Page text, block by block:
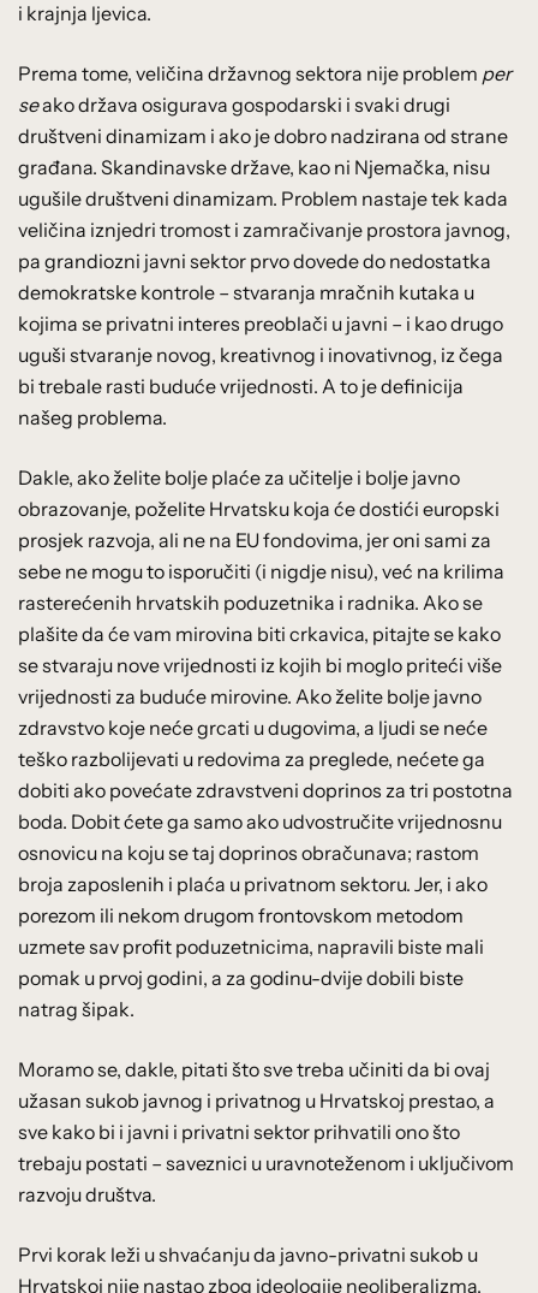
i krajnja ljevica.
Prema tome, veličina državnog sektora nije problem per
seako država osigurava gospodarski i svaki drugi
društveni dinamizam i ako je dobro nadzirana od strane
građana. Skandinavske države, kao ni Njemačka, nisu
ugušile društveni dinamizam. Problem nastaje tek kada
veličina iznjedri tromost i zamračivanje prostora javnog,
pa grandiozni javni sektor prvo dovede do nedostatka
demokratske kontrole – stvaranja mračnih kutaka u
kojima se privatni interes preoblači u javni – i kao drugo
uguši stvaranje novog, kreativnog i inovativnog, iz čega
bi trebale rasti buduće vrijednosti. A to je definicija
našeg problema.
Dakle, ako želite bolje plaće za učitelje i bolje javno
obrazovanje, poželite Hrvatsku koja će dostići europski
prosjek razvoja, ali ne na EU fondovima, jer oni sami za
sebe ne mogu to isporučiti (i nigdje nisu), već na krilima
rasterećenih hrvatskih poduzetnika i radnika. Ako se
plašite da će vam mirovina biti crkavica, pitajte se kako
se stvaraju nove vrijednosti iz kojih bi moglo priteći više
vrijednosti za buduće mirovine. Ako želite bolje javno
zdravstvo koje neće grcati u dugovima, a ljudi se neće
teško razbolijevati u redovima za preglede, nećete ga
dobiti ako povećate zdravstveni doprinos za tri postotna
boda. Dobit ćete ga samo ako udvostručite vrijednosnu
osnovicu na koju se taj doprinos obračunava; rastom
broja zaposlenih i plaća u privatnom sektoru. Jer, i ako
porezom ili nekom drugom frontovskom metodom
uzmete sav profit poduzetnicima, napravili biste mali
pomak u prvoj godini, a za godinu-dvije dobili biste
natrag šipak.
Moramo se, dakle, pitati što sve treba učiniti da bi ovaj
užasan sukob javnog i privatnog u Hrvatskoj prestao, a
sve kako bi i javni i privatni sektor prihvatili ono što
trebaju postati – saveznici u uravnoteženom i uključivom
razvoju društva.
Prvi korak leži u shvaćanju da javno-privatni sukob u
Hrvatskoj nije nastao zbog ideologije neoliberalizma,